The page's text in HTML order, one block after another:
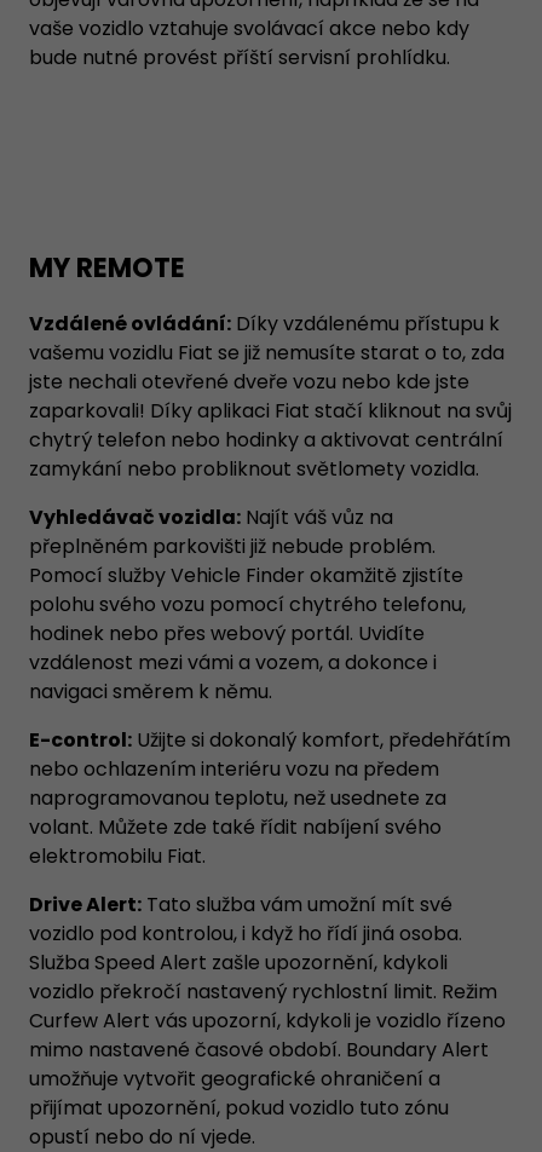
vaše vozidlo vztahuje svolávací akce nebo kdy
bude nutné provést příští servisní prohlídku.
MY REMOTE
Vzdálené ovládání: Díky vzdálenému přístupu k
vašemu vozidlu Fiat se již nemusíte starat o to, zda
jste nechali otevřené dveře vozu nebo kde jste
zaparkovali! Díky aplikaci Fiat stačí kliknout na svůj
chytrý telefon nebo hodinky a aktivovat centrální
zamykání nebo probliknout světlomety vozidla.
Vyhledávač vozidla: Najít váš vůz na
přeplněném parkovišti již nebude problém.
Pomocí služby Vehicle Finder okamžitě zjistíte
polohu svého vozu pomocí chytrého telefonu,
hodinek nebo přes webový portál. Uvidíte
vzdálenost mezi vámi a vozem, a dokonce i
navigaci směrem k němu.
E-control: Užijte si dokonalý komfort, předehřátím
nebo ochlazením interiéru vozu na předem
naprogramovanou teplotu, než usednete za
volant. Můžete zde také řídit nabíjení svého
elektromobilu Fiat.
Drive Alert: Tato služba vám umožní mít své
vozidlo pod kontrolou, i když ho řídí jiná osoba.
Služba Speed Alert zašle upozornění, kdykoli
vozidlo překročí nastavený rychlostní limit. Režim
Curfew Alert vás upozorní, kdykoli je vozidlo řízeno
mimo nastavené časové období. Boundary Alert
umožňuje vytvořit geografické ohraničení a
přijímat upozornění, pokud vozidlo tuto zónu
opustí nebo do ní vjede.